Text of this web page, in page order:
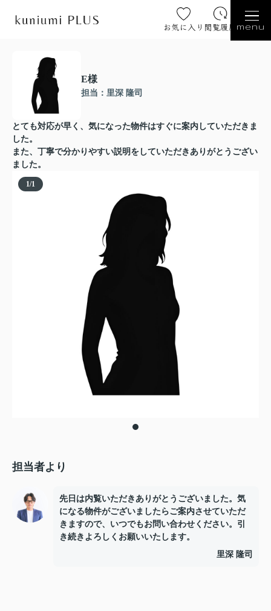
お気に入り 閲覧履歴 menu
E様
担当：里深 隆司
とても対応が早く、気になった物件はすぐに案内していただきま
した。
また、丁寧で分かりやすい説明をしていただきありがとうござい
ました。
1/1
担当者より
先日は内覧いただきありがとうございました。気
になる物件がございましたらご案内させていただ
きますので、いつでもお問い合わせください。引
き続きよろしくお願いいたします。
里深 隆司